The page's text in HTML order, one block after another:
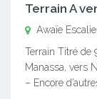
Terrain A
Awaïe
Terrain Titré de
Manassa, vers
– Encore